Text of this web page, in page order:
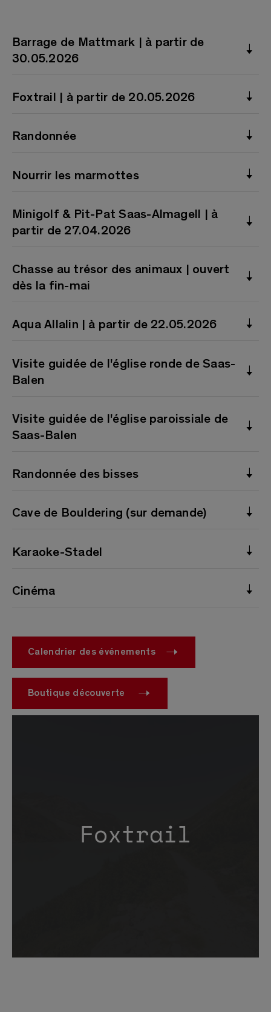
Barrage de Mattmark | à partir de
30.05.2026
Foxtrail | à partir de 20.05.2026
Randonnée
Nourrir les marmottes
Minigolf & Pit-Pat Saas-Almagell | à
partir de 27.04.2026
Chasse au trésor des animaux | ouvert
dès la fin-mai
Aqua Allalin | à partir de 22.05.2026
Visite guidée de l'église ronde de Saas-
Balen
Visite guidée de l'église paroissiale de
Saas-Balen
Randonnée des bisses
Cave de Bouldering (sur demande)
Karaoke-Stadel
Cinéma
Calendrier des événements
Boutique découverte
Foxtrail